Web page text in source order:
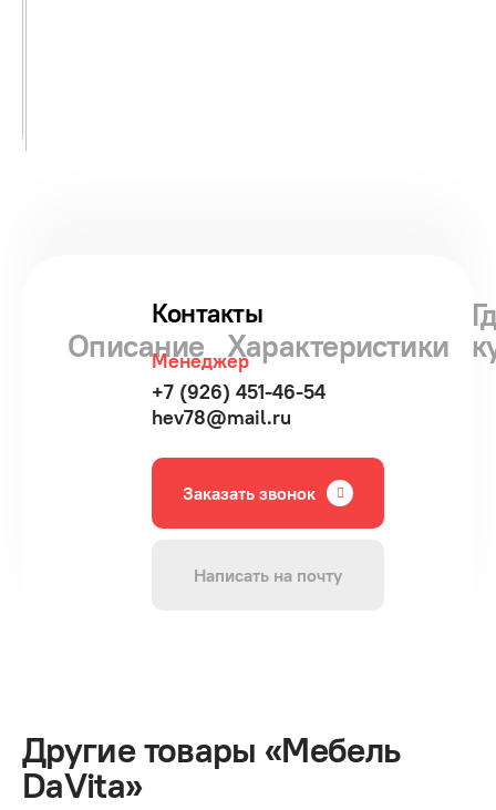
Описание Характеристики
Контакты
Менеджер
+7 (926) 451-46-54
hev78@mail.ru
Заказать звонок
Написать на почту
Другие товары «Мебель
DaVita»